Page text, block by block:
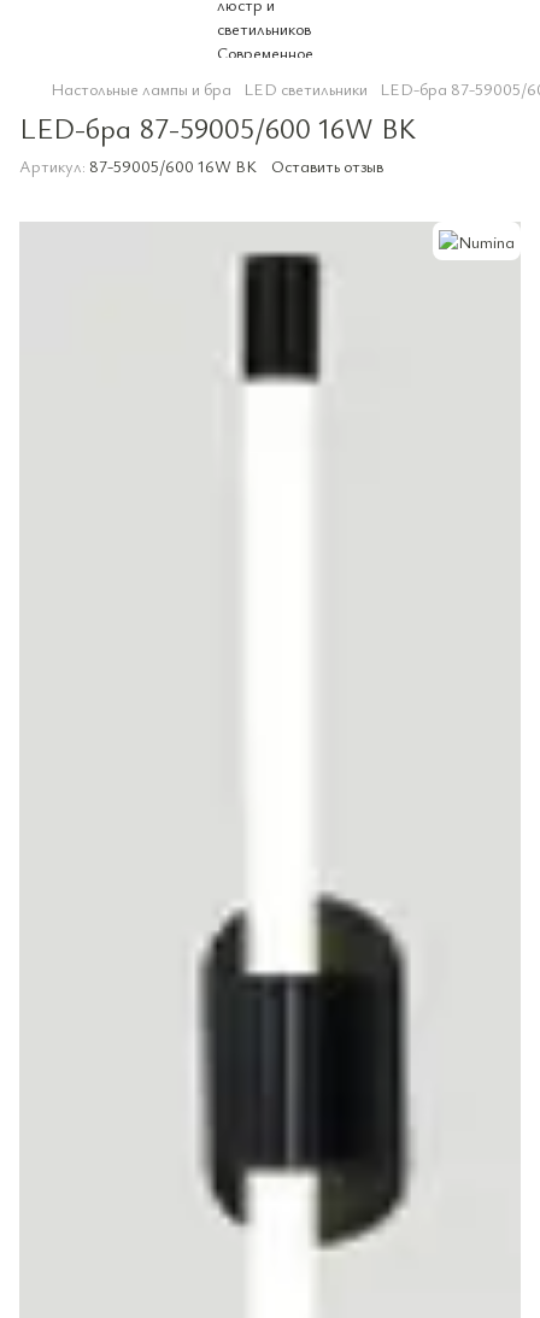
Настольные лампы и бра LED светильники LED-бра 87-59005/
LED-бра 87-59005/600 16W BK
Артикул: 87-59005/600 16W BK Оставить отзыв